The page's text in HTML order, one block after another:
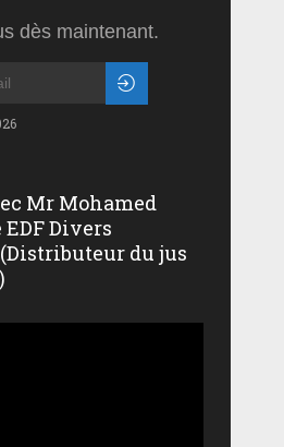
dès maintenant.
Mr Mohamed
EDF Divers
du jus